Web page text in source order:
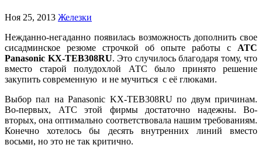
Ноя 25, 2013 Железки
Нежданно-негаданно появилась возможность дополнить свое
сисадминское резюме строчкой об опыте работы с АТС
Panasonic KX-TEB308RU. Это случилось благодаря тому, что
вместо старой полудохлой АТС было принято решение
закупить современную и не мучиться с её глюками.
Выбор пал на Panasonic KX-TEB308RU по двум причинам.
Во-первых, АТС этой фирмы достаточно надежны. Во-
вторых, она оптимально соответствовала нашим требованиям.
Конечно хотелось бы десять внутренних линий вместо
восьми, но это не так критично.